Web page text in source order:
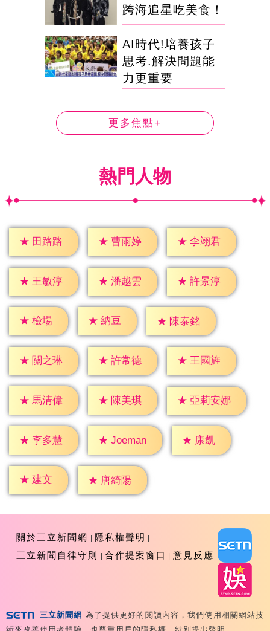
跨海追星吃美食！
AI時代!培養孩子
思考.解決問題能
力更重要
更多焦點+
熱門人物
★ 田路路 ★ 曹雨婷 ★ 李翊君
★ 王敏淳 ★ 潘越雲 ★ 許景淳
★ 檢場 ★ 納豆 ★ 陳泰銘
★ 關之琳 ★ 許常德 ★ 王國旌
★ 馬清偉 ★ 陳美琪 ★ 亞莉安娜
★ 李多慧 ★ Joeman ★ 康凱
★ 建文 ★ 唐綺陽
關於三立新聞網
隱私權聲明
三立新聞自律守則
合作提案窗口 意見反應
Copyright ©2026 Sanlih E-Television All Rights
三立新聞網 為了提供更好的閱讀內容，我們使用相關網站技
術來改善使用者體驗，也尊重用戶的隱私權，特別提出聲明。